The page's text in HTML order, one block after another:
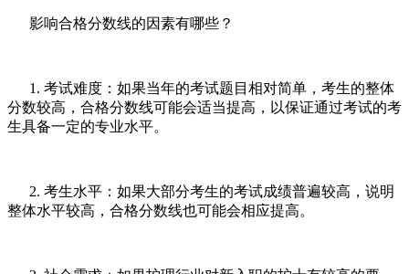
影响合格分数线的因素有哪些？
1. 考试难度：如果当年的考试题目相对简单，考生的整体
分数较高，合格分数线可能会适当提高，以保证通过考试的考
生具备一定的专业水平。
2. 考生水平：如果大部分考生的考试成绩普遍较高，说明
整体水平较高，合格分数线也可能会相应提高。